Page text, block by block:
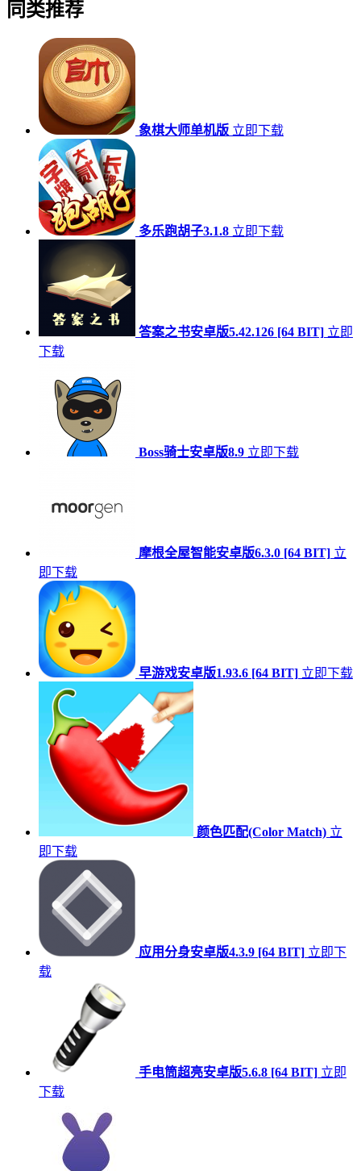
同类推荐
象棋大师单机版 立即下载
多乐跑胡子3.1.8 立即下载
答案之书安卓版5.42.126 [64 BIT] 立即
下载
Boss骑士安卓版8.9 立即下载
摩根全屋智能安卓版6.3.0 [64 BIT] 立
即下载
早游戏安卓版1.93.6 [64 BIT] 立即下载
颜色匹配(Color Match) 立
即下载
应用分身安卓版4.3.9 [64 BIT] 立即下
载
手电筒超亮安卓版5.6.8 [64 BIT] 立即
下载